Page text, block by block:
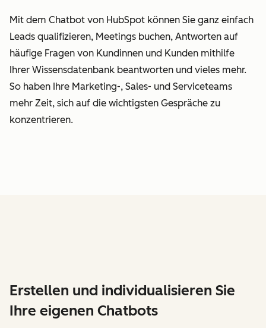
Mit dem Chatbot von HubSpot können Sie ganz einfach
Leads qualifizieren, Meetings buchen, Antworten auf
häufige Fragen von Kundinnen und Kunden mithilfe
Ihrer Wissensdatenbank beantworten und vieles mehr.
So haben Ihre Marketing-, Sales- und Serviceteams
mehr Zeit, sich auf die wichtigsten Gespräche zu
konzentrieren.
Erstellen und individualisieren Sie
Ihre eigenen Chatbots